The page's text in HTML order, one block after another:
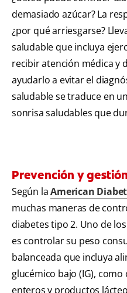
demasiado azúcar? La
¿por qué arriesgarse?
saludable que incluya
recibir atención médica y
ayudarlo a evitar el
saludable se traduce en
sonrisa saludables que
Prevención y gestión
Según laAmerican
muchas maneras de
diabetes tipo 2. Uno de
es controlar su peso
balanceada que incluya
glucémico bajo (IG),
enteros y productos